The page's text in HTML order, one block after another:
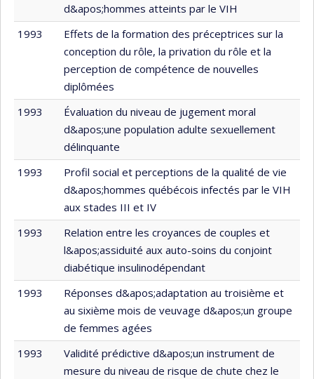
d&apos;hommes atteints par le VIH
1993
Effets de la formation des préceptrices sur la
conception du rôle, la privation du rôle et la
perception de compétence de nouvelles
diplômées
1993
Évaluation du niveau de jugement moral
d&apos;une population adulte sexuellement
délinquante
1993
Profil social et perceptions de la qualité de vie
d&apos;hommes québécois infectés par le VIH
aux stades III et IV
1993
Relation entre les croyances de couples et
l&apos;assiduité aux auto-soins du conjoint
diabétique insulinodépendant
1993
Réponses d&apos;adaptation au troisième et
au sixième mois de veuvage d&apos;un groupe
de femmes agées
1993
Validité prédictive d&apos;un instrument de
mesure du niveau de risque de chute chez le